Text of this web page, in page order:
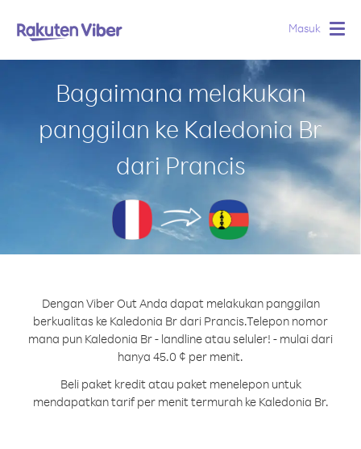
Masuk
Bagaimana melakukan
panggilan ke Kaledonia Br
dari Prancis
Dengan Viber Out Anda dapat melakukan panggilan
berkualitas ke Kaledonia Br dari Prancis.Telepon nomor
mana pun Kaledonia Br - landline atau seluler! - mulai dari
hanya 45.0 ¢ per menit.
Beli paket kredit atau paket menelepon untuk
mendapatkan tarif per menit termurah ke Kaledonia Br.